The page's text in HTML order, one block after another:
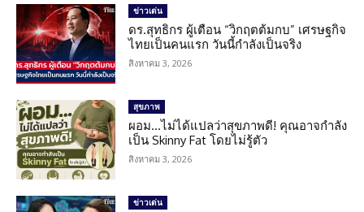
ข่าวเด่น
ดร.สุทธิกร ผู้เตือน “วิกฤตต้มกบ” เศรษฐกิจ
ไทยเป็นคนแรก วันนี้กำลังเป็นจริง
สิงหาคม 3, 2026
สุขภาพ
ผอม…ไม่ได้แปลว่าสุขภาพดี! คุณอาจกำลัง
เป็น Skinny Fat โดยไม่รู้ตัว
สิงหาคม 3, 2026
ข่าวเด่น